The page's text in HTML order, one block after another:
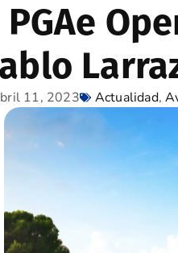
PGAe
11, 2023 Actualidad,